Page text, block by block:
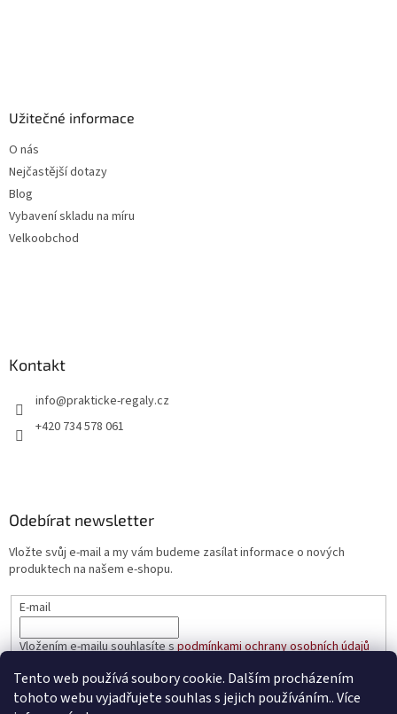
Tento web používá soubory cookie. Dalším procházením
tohoto webu vyjadřujete souhlas s jejich používáním.. Více
Užitečné informace
O nás
Nejčastější dotazy
Blog
Vybavení skladu na míru
Velkoobchod
Kontakt
info@prakticke-regaly.cz
+420 734 578 061
Odebírat newsletter
Vložte svůj e-mail a my vám budeme zasílat informace o nových
produktech na našem e-shopu.
E-mail
Vložením e-mailu souhlasíte spodmínkami ochrany osobních údajů
PŘIHLÁSIT SE